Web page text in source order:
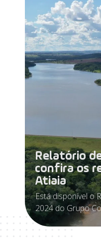
Relatório
confira os
Atiaia
Está disponível o
2024 do Grupo